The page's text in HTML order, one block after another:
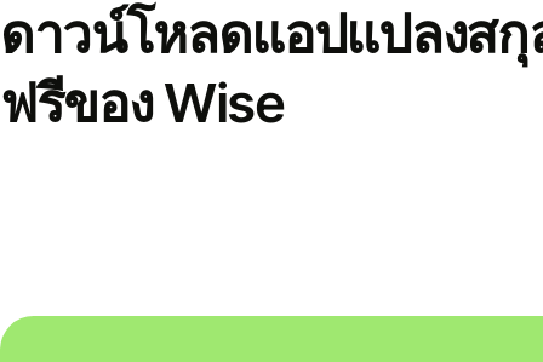
ดาวน์โหลดแอปแปลงสกุ
ฟรีของ Wise